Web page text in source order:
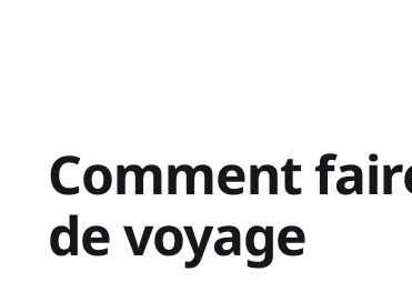
Comment
de voyage